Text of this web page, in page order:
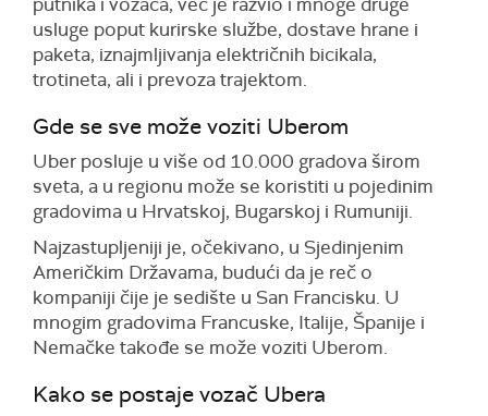
putnika i vozača, već je razvio i mnoge druge
usluge poput kurirske službe, dostave hrane i
paketa, iznajmljivanja električnih bicikala,
trotineta, ali i prevoza trajektom.
Gde se sve može voziti Uberom
Uber posluje u više od 10.000 gradova širom
sveta, a u regionu može se koristiti u pojedinim
gradovima u Hrvatskoj, Bugarskoj i Rumuniji.
Najzastupljeniji je, očekivano, u Sjedinjenim
Američkim Državama, budući da je reč o
kompaniji čije je sedište u San Francisku. U
mnogim gradovima Francuske, Italije, Španije i
Nemačke takođe se može voziti Uberom.
Kako se postaje vozač Ubera